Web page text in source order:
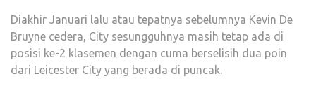
Diakhir Januari lalu atau tepatnya sebelumnya Kevin De
Bruyne cedera, City sesungguhnya masih tetap ada di
posisi ke-2 klasemen dengan cuma berselisih dua poin
dari Leicester City yang berada di puncak.